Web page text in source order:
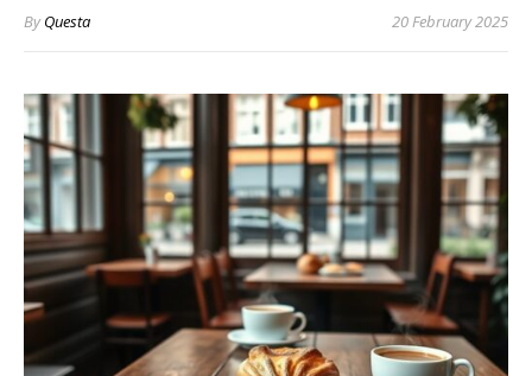
ByQuesta 20 February 2025